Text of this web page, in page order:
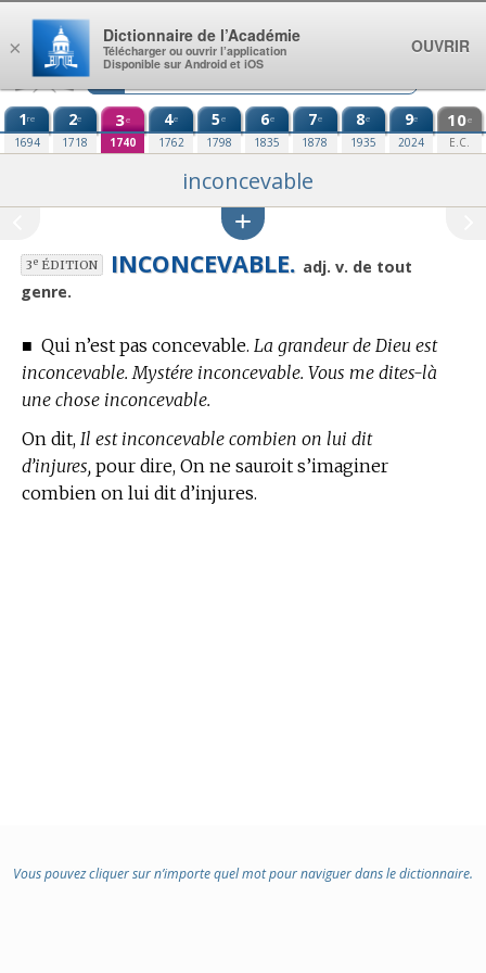
Aller au contenu
1re
1694
2e
1718
3e
1740
4e
1762
5e
1798
6e
1835
7e
1878
8e
1935
9e
2024
10e
E.C.
inconcevable
3eÉDITION INCONCEVABLE. adj. v. de tout
genre.
■ Qui n’est pas concevable. La grandeur de Dieu est
inconcevable. Mystére inconcevable. Vous me dites-là
une chose inconcevable.
On dit, Il est inconcevable combien on lui dit
d’injures, pour dire, On ne sauroit s’imaginer
combien on lui dit d’injures.
Vous pouvez cliquer sur n’importe quel mot pour naviguer dans le dictionnaire.
×
Dictionnaire de l’Académie
Télécharger ou ouvrir l’application
Disponible sur Android et iOS
OUVRIR